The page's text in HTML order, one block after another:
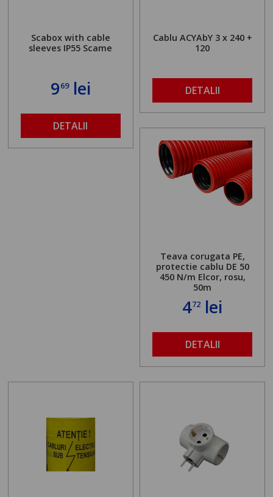
Scabox with cable
sleeves IP55 Scame
969lei
DETALII
Cablu ACYAbY 3 x 240 +
120
DETALII
Teava corugata PE,
protectie cablu DE 50
450 N/m Elcor, rosu,
50m
472 lei
DETALII